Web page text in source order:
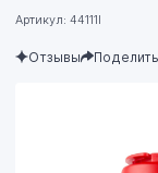
Артикул: 44111l
Отзывы